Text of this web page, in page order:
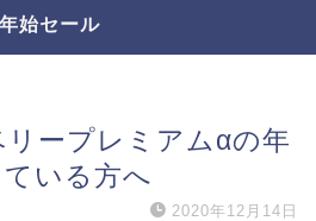
年始セール
ープレミアムαの年
いる方へ
2020年12月14日